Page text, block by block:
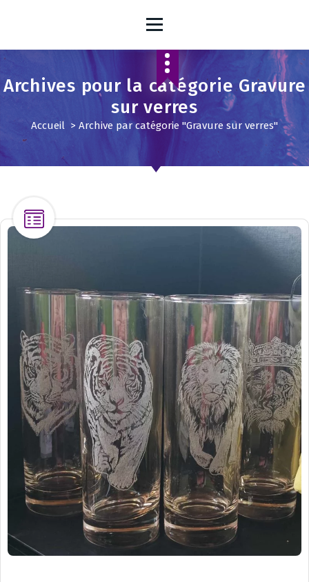
e
a
u
n
Archives pour la catégorie Gravure
sur verres
Accueil > Archive par catégorie "Gravure sur verres"